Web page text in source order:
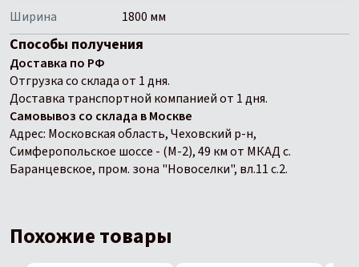
Ширина
1800 мм
Способы получения
Доставка по РФ
Отгрузка со склада от 1 дня.
Доставка транспортной компанией от 1 дня.
Самовывоз со склада в Москве
Адрес: Московская область, Чеховский р-н,
Симферопольское шоссе - (М-2), 49 км от МКАД с.
Баранцевское, пром. зона "Новоселки", вл.11 с.2.
Похожие товары